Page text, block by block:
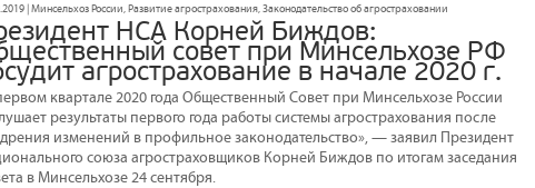
| Минсельхоз России, Развитие агрострахования, Законодательство об агростраховании
НСА Корней Биждов:
совет при Минсельхозе РФ
агрострахование в начале 2020 г.
квартале 2020 года Общественный Совет при Минсельхозе России
результаты первого года работы системы агрострахования после
изменений в профильное законодательство», — заявил Президент
союза агростраховщиков Корней Биждов по итогам заседания
в Минсельхозе 24 сентября.